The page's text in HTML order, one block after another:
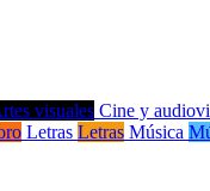
visuales Cine y
Letras Letras Música